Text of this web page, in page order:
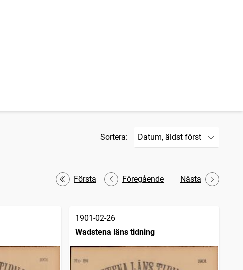
Sortera:
Första Föregående Nästa
1901-02-26
Wadstena läns tidning